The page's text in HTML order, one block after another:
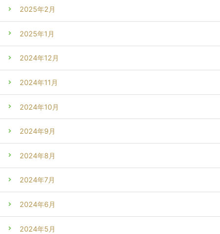
2025年2月
2025年1月
2024年12月
2024年11月
2024年10月
2024年9月
2024年8月
2024年7月
2024年6月
2024年5月